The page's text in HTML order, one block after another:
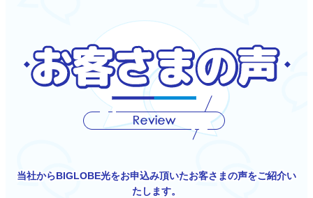
当社からBIGLOBE光をお申込み頂いたお客さまの声をご紹介い
たします。